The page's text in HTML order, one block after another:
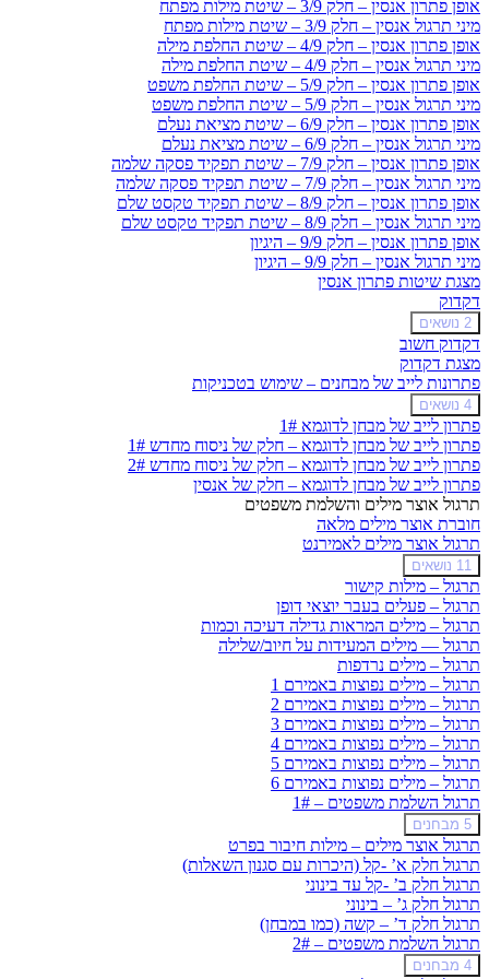
אופן פתרון אנסין – חלק 3/9 – שיטת מילות מפתח
מיני תרגול אנסין – חלק 3/9 – שיטת מילות מפתח
אופן פתרון אנסין – חלק 4/9 – שיטת החלפת מילה
מיני תרגול אנסין – חלק 4/9 – שיטת החלפת מילה
אופן פתרון אנסין – חלק 5/9 – שיטת החלפת משפט
מיני תרגול אנסין – חלק 5/9 – שיטת החלפת משפט
אופן פתרון אנסין – חלק 6/9 – שיטת מציאת נעלם
מיני תרגול אנסין – חלק 6/9 – שיטת מציאת נעלם
אופן פתרון אנסין – חלק 7/9 – שיטת תפקיד פסקה שלמה
מיני תרגול אנסין – חלק 7/9 – שיטת תפקיד פסקה שלמה
אופן פתרון אנסין – חלק 8/9 – שיטת תפקיד טקסט שלם
מיני תרגול אנסין – חלק 8/9 – שיטת תפקיד טקסט שלם
אופן פתרון אנסין – חלק 9/9 – היגיון
מיני תרגול אנסין – חלק 9/9 – היגיון
מצגת שיטות פתרון אנסין
דקדוק
הרחב
דקדוק
2 נושאים
דקדוק חשוב
מצגת דקדוק
פתרונות לייב של מבחנים – שימוש בטכניקות
הרחב
פתרונות
לייב
של
מבחנים
–
שימוש
בטכניקות
4 נושאים
פתרון לייב של מבחן לדוגמא 1#
פתרון לייב של מבחן לדוגמא – חלק של ניסוח מחדש 1#
פתרון לייב של מבחן לדוגמא – חלק של ניסוח מחדש 2#
פתרון לייב של מבחן לדוגמא – חלק של אנסין
תרגול אוצר מילים והשלמת משפטים
חוברת אוצר מילים מלאה
תרגול אוצר מילים לאמירנט
הרחב
תרגול
אוצר
מילים
לאמירנט
11 נושאים
תרגול – מילות קישור
תרגול – פעלים בעבר יוצאי דופן
תרגול – מילים המראות גדילה דעיכה וכמות
תרגול — מילים המעידות על חיוב/שלילה
תרגול – מילים נרדפות
תרגול – מילים נפוצות באמירם 1
תרגול – מילים נפוצות באמירם 2
תרגול – מילים נפוצות באמירם 3
תרגול – מילים נפוצות באמירם 4
תרגול – מילים נפוצות באמירם 5
תרגול – מילים נפוצות באמירם 6
תרגול השלמת משפטים – 1#
הרחב
תרגול
השלמת
משפטים
–
1#
5 מבחנים
תרגול אוצר מילים – מילות חיבור בפרט
תרגול חלק א’ -קל (היכרות עם סגנון השאלות)
תרגול חלק ב’ -קל עד בינוני
תרגול חלק ג’ – בינוני
תרגול חלק ד’ – קשה (כמו במבחן)
תרגול השלמת משפטים – 2#
הרחב
תרגול
4 מבחנים